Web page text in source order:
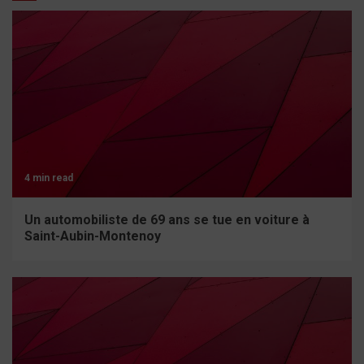
4 min read
Un automobiliste de 69 ans se tue en voiture à
Saint-Aubin-Montenoy